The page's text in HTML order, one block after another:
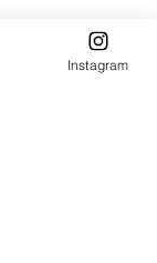
Instagram